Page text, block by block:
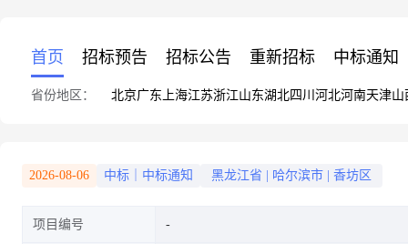
首页 招标预告 招标公告 重新招标 中标通知
省份地区： 北京广东 上海江苏浙江山东湖北四川 河北河南天津山
2026-08-06 中标｜中标通知 黑龙江省 哈尔滨市 香坊区
项目编号